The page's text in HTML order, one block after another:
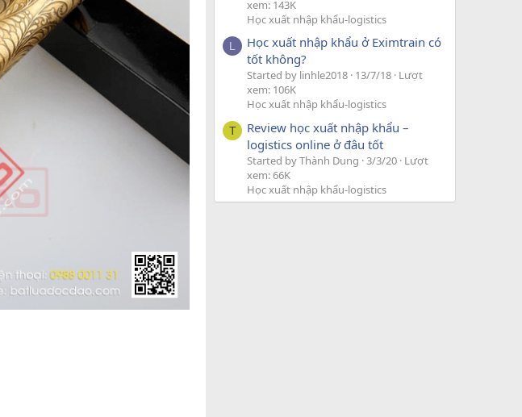
xem: 143K
Học xuất nhập khẩu-logistics
L
Học xuất nhập khẩu ở Eximtrain có
tốt không?
Started by linhle2018 13/7/18 Lượt
xem: 106K
Học xuất nhập khẩu-logistics
T
Review học xuất nhập khẩu –
logistics online ở đâu tốt
Started by Thành Dung 3/3/20 Lượt
xem: 66K
Học xuất nhập khẩu-logistics